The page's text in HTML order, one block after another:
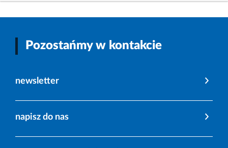
Pozostańmy w kontakcie
newsletter
napisz do nas